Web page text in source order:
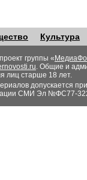
Культура
группы «
. Общие и
лиц старше 18 лет.
допускается
СМИ Эл №ФС77-